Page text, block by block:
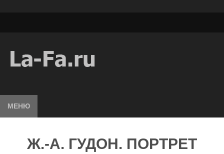
МЕНЮ
Ж.-А. ГУДОН. ПОРТРЕТ